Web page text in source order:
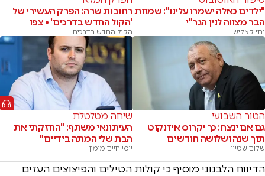
"ילדים כאלה ישמרו עלינו": שמחת
הבר מצווה לנין הגר"י
נתי קאליש
רחובות שרה: הפרק העשירי של
'הקול החדש בדרכים' • צפו
הקול החדש בדרכים
הטור השבועי
גם אם ינצח: כך יקרוס איזנקוט
תוך שנה ושלושה חודשים
שלום שטיין
שיחה מטלטלת
העיתונאי משתף: "החזקתי את
הבת שלי המתה בידיים"
יוסי חיים מימון
הדיווח הלבנוני מוסיף כי קולות הטילים והפיצוצים העזים